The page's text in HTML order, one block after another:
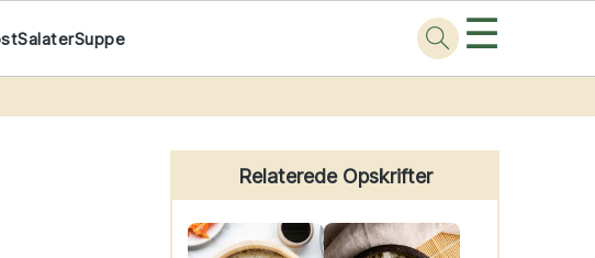
SalaterSuppe ☰
Primary
Sidebar
Relaterede Opskrifter